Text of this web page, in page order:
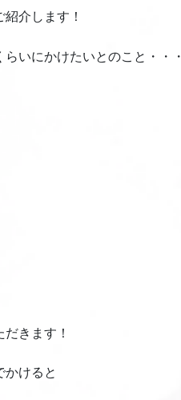
介します！
いにかけたいとのこと・・・
きます！
かけると